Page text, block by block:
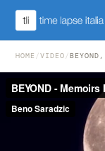
HOME /VIDEO /